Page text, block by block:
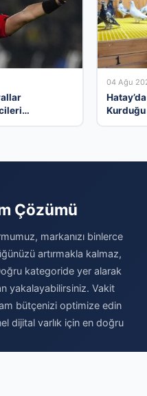
04 Ağu
Çözümü
markanızı binlerce
artırmakla kalmaz,
kategoride yer alarak
yakalayabilirsiniz. Vakit
bütçenizi optimize edin
dijital varlık için en doğru